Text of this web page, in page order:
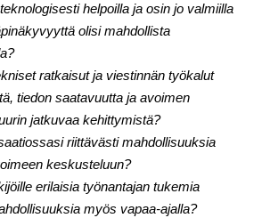
helpoilla ja osin jo valmiilla
olisi mahdollista
ratkaisut ja viestinnän työkalut
tiedon saatavuutta ja avoimen
jatkuvaa kehittymistä?
riittävästi mahdollisuuksia
keskusteluun?
erilaisia työnantajan tukemia
myös vapaa-ajalla?